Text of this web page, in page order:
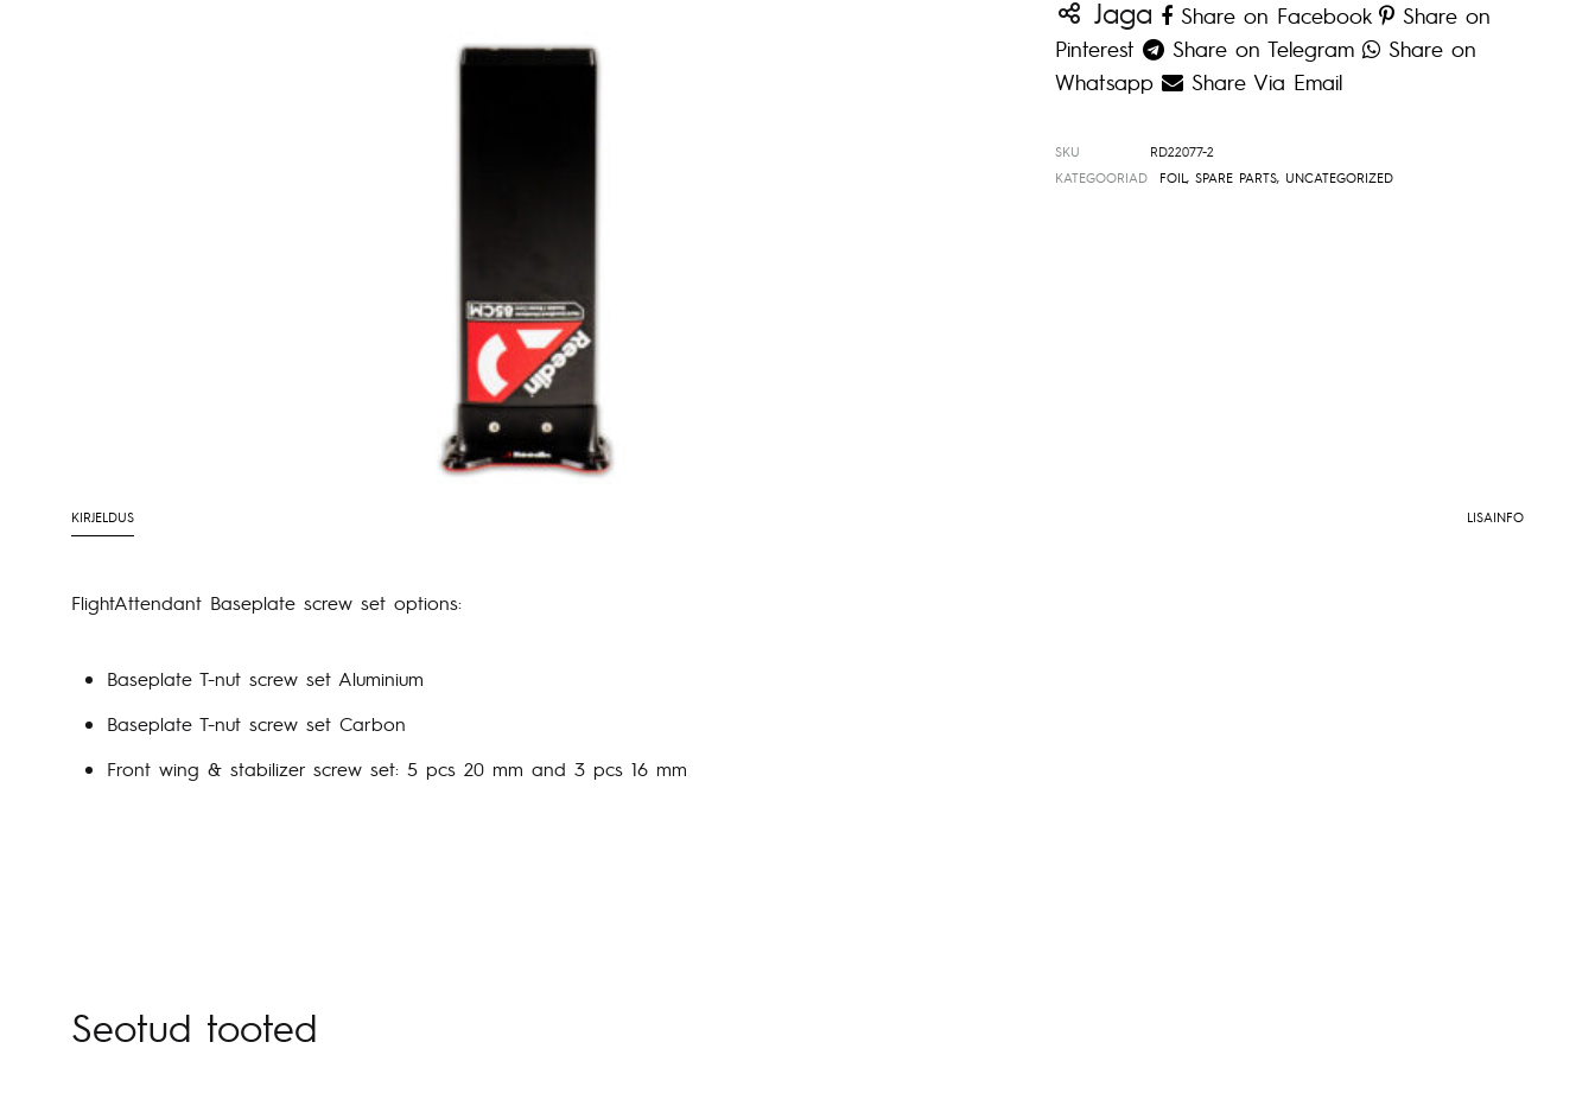
Jaga Share on Facebook
Share on
Pinterest
Share on Telegram
Share on
Whatsapp
Share Via Email
SKU
RD22077-2
KATEGOORIAD
FOIL,SPARE PARTS, UNCATEGORIZED
KIRJELDUS LISAINFO
FlightAttendant Baseplate screw set options:
Baseplate T-nut screw set Aluminium
Baseplate T-nut screw set Carbon
Front wing & stabilizer screw set: 5 pcs 20 mm and 3 pcs 16 mm
Seotud tooted